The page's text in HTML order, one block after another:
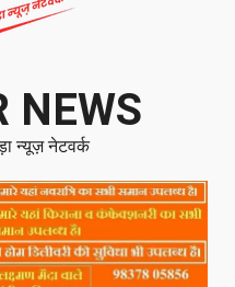
NEWS
न्यूज़ नेटवर्क